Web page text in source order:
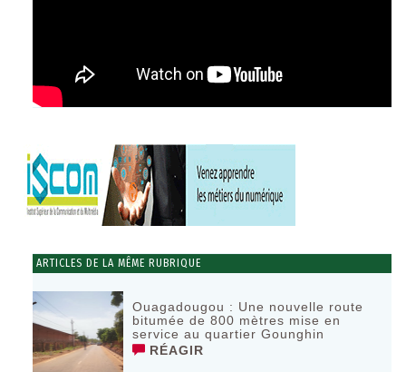
ARTICLES DE LA MÊME RUBRIQUE
Ouagadougou : Une nouvelle route
bitumée de 800 mètres mise en
service au quartier Gounghin
RÉAGIR